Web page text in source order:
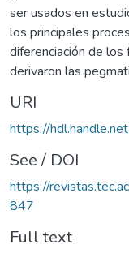
ser usados en
los principales
diferenciación de los
derivaron las
URI
https://
See / DOI
https://
847
Full text